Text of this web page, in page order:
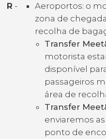
R -
Aeroportos: o
zona de
recolha de
Transfer
motorista
disponível
passageiros
área de
Transfer
enviaremos
ponto de